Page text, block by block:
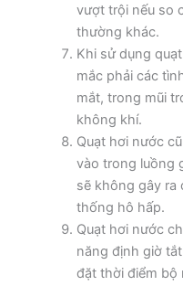
vượt trội nếu so
thường khác.
Khi sử dụng
mắc phải các
mắt, trong mũi
không khí.
Quạt hơi nước
vào trong luồng
sẽ không gây
thống hô hấp.
Quạt hơi nước
năng định giờ
đặt thời điểm bộ